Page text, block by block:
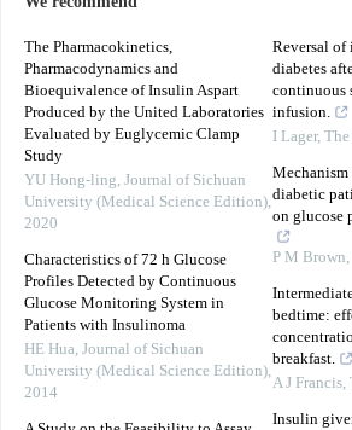
The Pharmacokinetics,
Pharmacodynamics and
Bioequivalence of Insulin Aspart
Produced by the United Laboratories
Evaluated by Euglycemic Clamp
Study
YU Hong-ling, Journal of Sichuan
University (Medical Science Edition),
2020
Characteristics of 72 h Glucose
Profiles Detected by Continuous
Glucose Monitoring System in
Patients with Insulinoma
HE Hua, Journal of Sichuan
University (Medical Science Edition),
2014
Reversal of
diabetes
continuous
infusion.
I Lager,
diabetic
on glucose
P M Brown,
bedtime:
breakfast.
A J Francis,
Insulin